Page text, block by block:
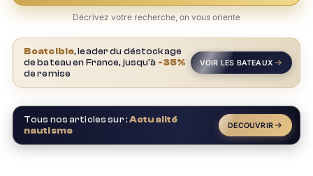
Décrivez votre recherche, on vous oriente
Boatcible, leader du déstockage
de bateau en France, jusqu'à -35%
de remise
VOIR LES BATEAUX
Tous nos articles sur :Actualité
nautisme
DECOUVRIR